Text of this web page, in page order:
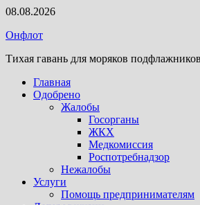
Перейти
содержимому
08.08.2026
Онфлот
Тихая гавань для моряков подфлажников
Главная
Одобрено
Жалобы
Госорганы
ЖКХ
Медкомиссия
Роспотребнадзор
Нежалобы
Услуги
Помощь предпринимателям